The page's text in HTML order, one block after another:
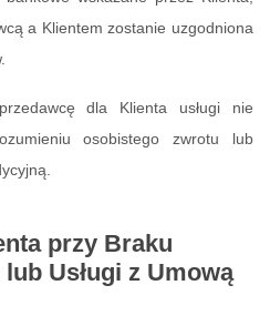
a Klientem zostanie uzgodniona
dla Klienta usługi nie
osobistego zwrotu lub
przy Braku
Usługi z Umową